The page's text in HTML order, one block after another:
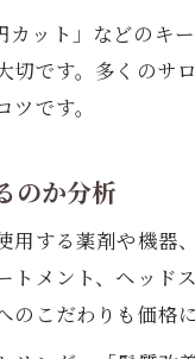
カット」などの
切です。多くのサ
です。
のか分析
用する薬剤や機器
トメント、ヘッド
こだわりも価格